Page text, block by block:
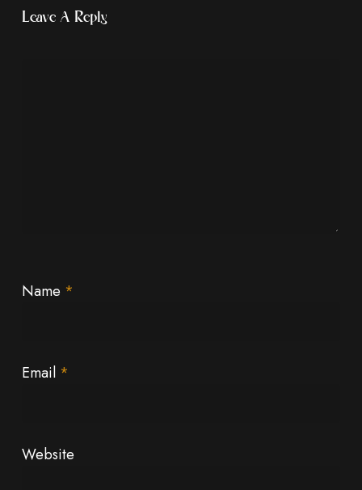
Leave A Reply
Name *
Email *
Website